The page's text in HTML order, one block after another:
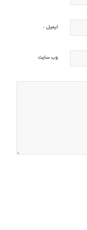
ایمیل *
وب‌ سایت